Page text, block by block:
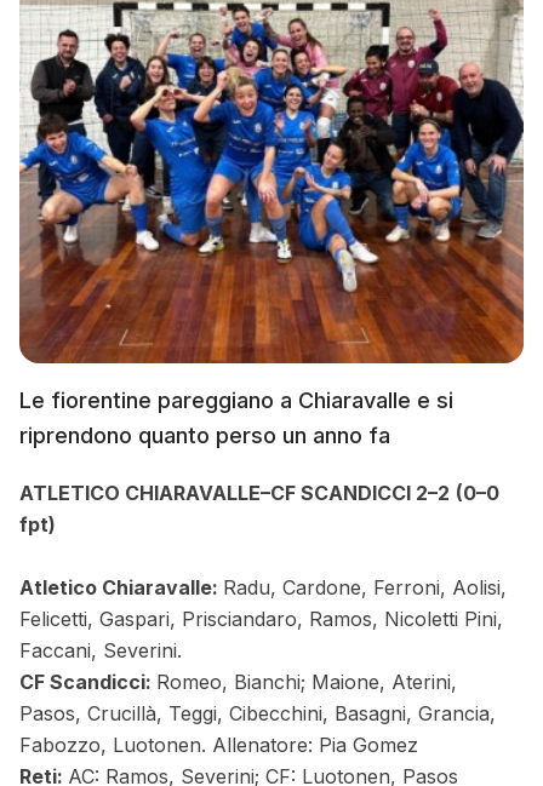
Le fiorentine pareggiano a Chiaravalle e si
riprendono quanto perso un anno fa
ATLETICO CHIARAVALLE–CF SCANDICCI 2–2 (0–0
fpt)
Atletico Chiaravalle: Radu, Cardone, Ferroni, Aolisi,
Felicetti, Gaspari, Prisciandaro, Ramos, Nicoletti Pini,
Faccani, Severini.
CF Scandicci: Romeo, Bianchi; Maione, Aterini,
Pasos, Crucillà, Teggi, Cibecchini, Basagni, Grancia,
Fabozzo, Luotonen. Allenatore: Pia Gomez
Reti: AC: Ramos, Severini; CF: Luotonen, Pasos